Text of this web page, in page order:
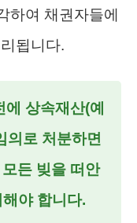
하여 채권자들에
됩니다.
상속재산(예
의로 처분하면
든 빚을 떠안
야 합니다.